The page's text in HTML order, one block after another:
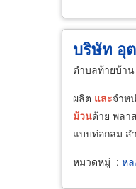
บริษัท อุ
ตำบลท้ายบ้าน
ผลิต และจำห
ม้วนด้าย พลา
แบบท่อกลม ส
หมวดหมู่ : ห